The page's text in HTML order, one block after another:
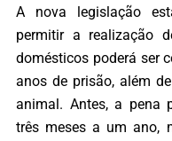
A nova legislação
permitir a realização
domésticos poderá ser
anos de prisão, além
animal. Antes, a pena
três meses a um ano,